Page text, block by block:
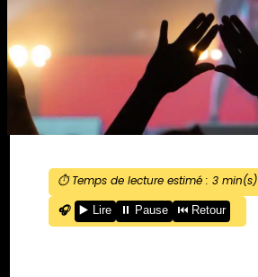
⏱️ Temps de lecture estimé : 3min(s)
🎧
▶️ Lire ⏸️ Pause ⏮️ Retour